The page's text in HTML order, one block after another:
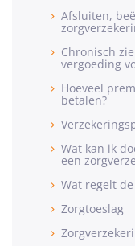
Afsluiten,
Chronisch
vergoeding
Hoeveel
betalen?
Wat kan ik
een
Wat regelt
Zorgtoeslag